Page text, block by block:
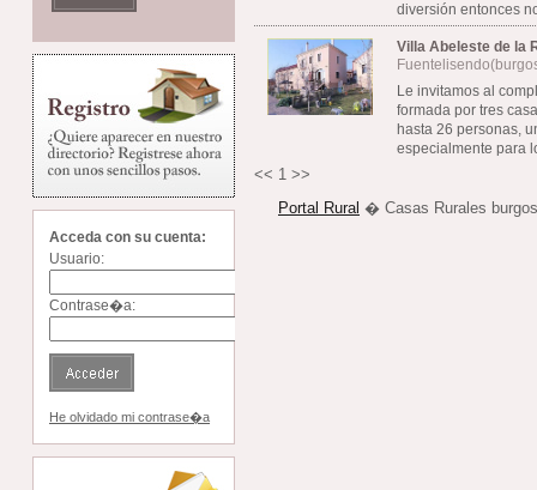
Acceda con su cuenta:
Usuario:
Contrase�a:
He olvidado mi contrase�a
diversión entonces
Villa Abeleste de la
Le invitamos al
formada por tres
hasta 26 personas,
especialmente para
<< 1 >>
Portal Rural � Casas Rurales burgos